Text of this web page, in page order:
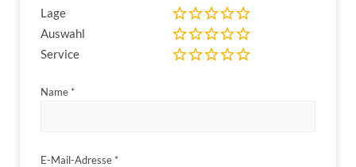
Lage
Auswahl
Service
Name *
E-Mail-Adresse *